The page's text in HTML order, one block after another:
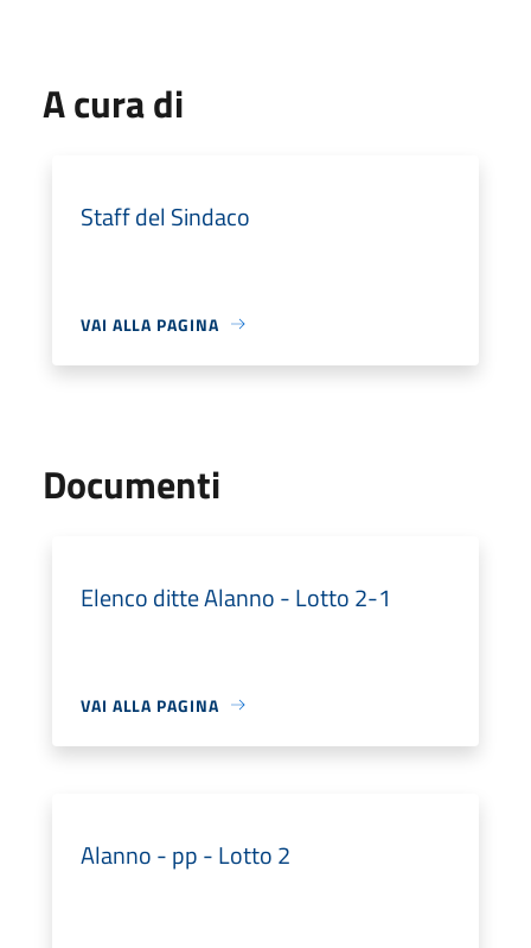
A cura di
Staff del Sindaco
VAI ALLA PAGINA
Documenti
Elenco ditte Alanno - Lotto 2-1
VAI ALLA PAGINA
Alanno - pp - Lotto 2